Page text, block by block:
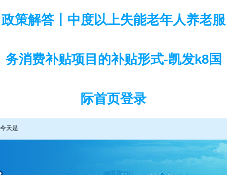
政策解答丨中度以上失能老年人养老服
务消费补贴项目的补贴形式-凯发k8国
际首页登录
今天是